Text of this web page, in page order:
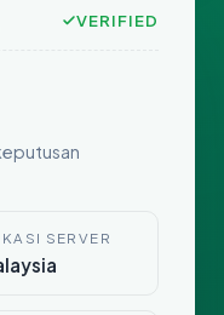
VERIFIED
SERVER